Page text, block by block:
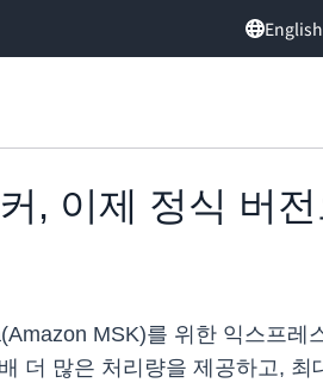
English
, 이제 정식 버
MSK)를 위한 익스프
더 많은 처리량을 제공하고,